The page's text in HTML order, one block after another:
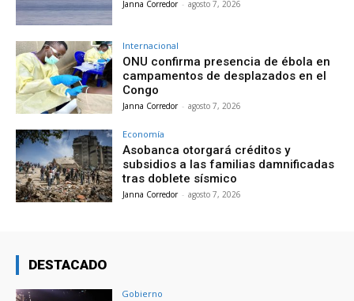
Janna Corredor - agosto 7, 2026
Internacional
ONU confirma presencia de ébola en
campamentos de desplazados en el
Congo
Janna Corredor - agosto 7, 2026
Economía
Asobanca otorgará créditos y
subsidios a las familias damnificadas
tras doblete sísmico
Janna Corredor - agosto 7, 2026
DESTACADO
Gobierno